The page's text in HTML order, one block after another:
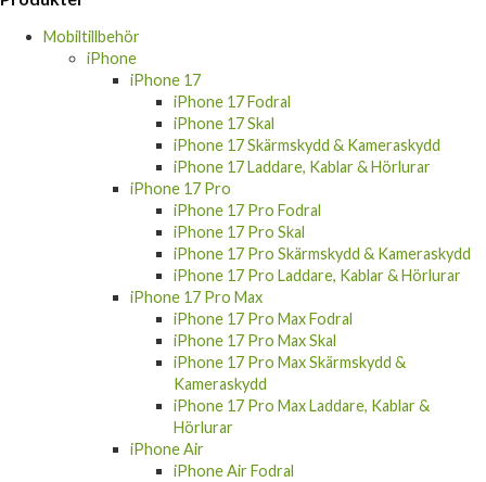
Mobiltillbehör
iPhone
iPhone 17
iPhone 17 Fodral
iPhone 17 Skal
iPhone 17 Skärmskydd & Kameraskydd
iPhone 17 Laddare, Kablar & Hörlurar
iPhone 17 Pro
iPhone 17 Pro Fodral
iPhone 17 Pro Skal
iPhone 17 Pro Skärmskydd & Kameraskydd
iPhone 17 Pro Laddare, Kablar & Hörlurar
iPhone 17 Pro Max
iPhone 17 Pro Max Fodral
iPhone 17 Pro Max Skal
iPhone 17 Pro Max Skärmskydd &
Kameraskydd
iPhone 17 Pro Max Laddare, Kablar &
Hörlurar
iPhone Air
iPhone Air Fodral